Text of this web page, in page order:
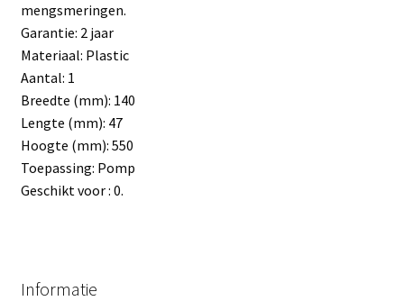
mengsmeringen.
Garantie: 2 jaar
Materiaal: Plastic
Aantal: 1
Breedte (mm): 140
Lengte (mm): 47
Hoogte (mm): 550
Toepassing: Pomp
Geschikt voor : 0.
Informatie